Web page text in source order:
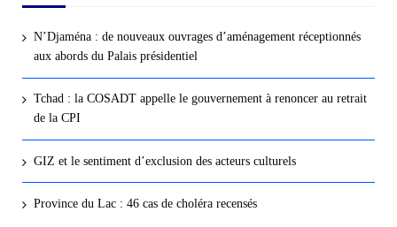
N’Djaména : de nouveaux ouvrages d’aménagement réceptionnés
aux abords du Palais présidentiel
Tchad : la COSADT appelle le gouvernement à renoncer au retrait
de la CPI
GIZ et le sentiment d’exclusion des acteurs culturels
Province du Lac : 46 cas de choléra recensés